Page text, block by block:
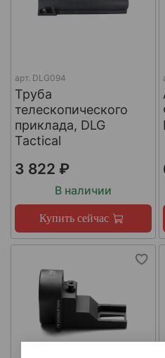
арт. DLG094
Труба
телескопического
приклада, DLG
Tactical
3 822 ₽
В наличии
Купить сейчас